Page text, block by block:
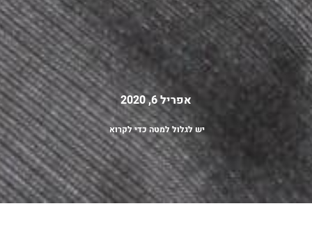
אפריל 6, 2020
יש לגלול למטה כדי לקרוא